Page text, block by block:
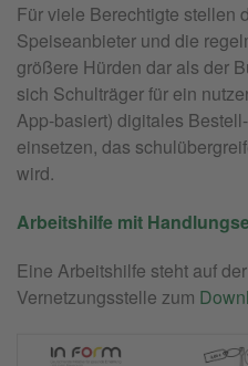
Für viele Berechtigte stellen
Speiseanbieter und die
größere Hürden dar als der
sich Schulträger für ein
App-basiert) digitales
einsetzen, das
wird.
Arbeitshilfe mit
Eine Arbeitshilfe steht auf
Vernetzungsstelle zum